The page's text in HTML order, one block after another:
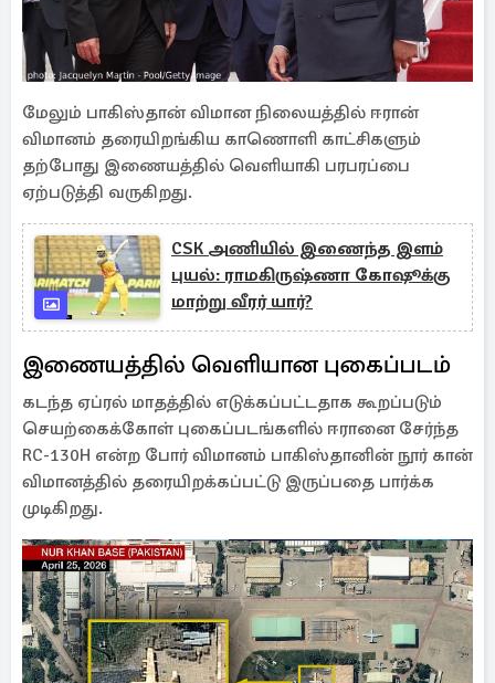
மேலும் பாகிஸ்தான் விமான நிலையத்தில் ஈரான்
விமானம் தரையிறங்கிய காணொளி காட்சிகளும்
தற்போது இணையத்தில் வெளியாகி பரபரப்பை
ஏற்படுத்தி வருகிறது.
CSK அணியில் இணைந்த இளம்
புயல்: ராமகிருஷ்ணா கோஷூக்கு
மாற்று வீரர் யார்?
இணையத்தில் வெளியான புகைப்படம்
கடந்த ஏப்ரல் மாதத்தில் எடுக்கப்பட்டதாக கூறப்படும்
செயற்கைக்கோள் புகைப்படங்களில் ஈரானை சேர்ந்த
RC-130H என்ற போர் விமானம் பாகிஸ்தானின் நூர் கான்
விமானத்தில் தரையிறக்கப்பட்டு இருப்பதை பார்க்க
முடிகிறது.